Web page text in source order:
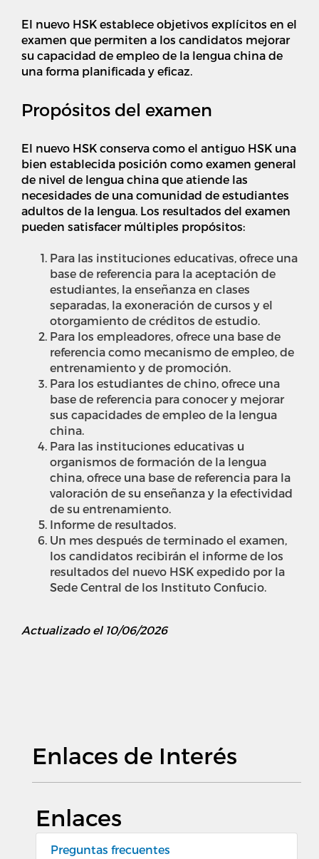
El nuevo HSK establece objetivos explícitos en el
examen que permiten a los candidatos mejorar
su capacidad de empleo de la lengua china de
una forma planificada y eficaz.
Propósitos del examen
El nuevo HSK conserva como el antiguo HSK una
bien establecida posición como examen general
de nivel de lengua china que atiende las
necesidades de una comunidad de estudiantes
adultos de la lengua. Los resultados del examen
pueden satisfacer múltiples propósitos:
Para las instituciones educativas, ofrece una
base de referencia para la aceptación de
estudiantes, la enseñanza en clases
separadas, la exoneración de cursos y el
otorgamiento de créditos de estudio.
Para los empleadores, ofrece una base de
referencia como mecanismo de empleo, de
entrenamiento y de promoción.
Para los estudiantes de chino, ofrece una
base de referencia para conocer y mejorar
sus capacidades de empleo de la lengua
china.
Para las instituciones educativas u
organismos de formación de la lengua
china, ofrece una base de referencia para la
valoración de su enseñanza y la efectividad
de su entrenamiento.
Informe de resultados.
Un mes después de terminado el examen,
los candidatos recibirán el informe de los
resultados del nuevo HSK expedido por la
Sede Central de los Instituto Confucio.
Actualizado el 10/06/2026
Enlaces de Interés
Enlaces
Preguntas frecuentes